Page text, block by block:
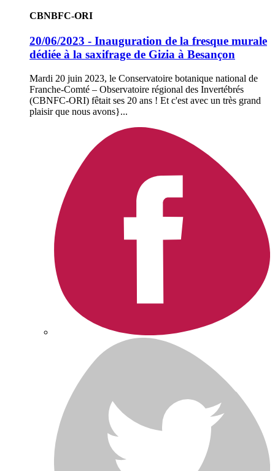
CBNBFC-ORI
20/06/2023 - Inauguration de la fresque murale
dédiée à la saxifrage de Gizia à Besançon
Mardi 20 juin 2023, le Conservatoire botanique national de
Franche-Comté – Observatoire régional des Invertébrés
(CBNFC-ORI) fêtait ses 20 ans ! Et c'est avec un très grand
plaisir que nous avons}...